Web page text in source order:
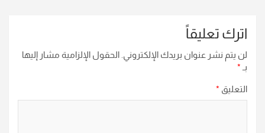
اترك تعليقاً
لن يتم نشر عنوان بريدك الإلكتروني. الحقول الإلزامية مشار إليها
بـ *
التعليق *